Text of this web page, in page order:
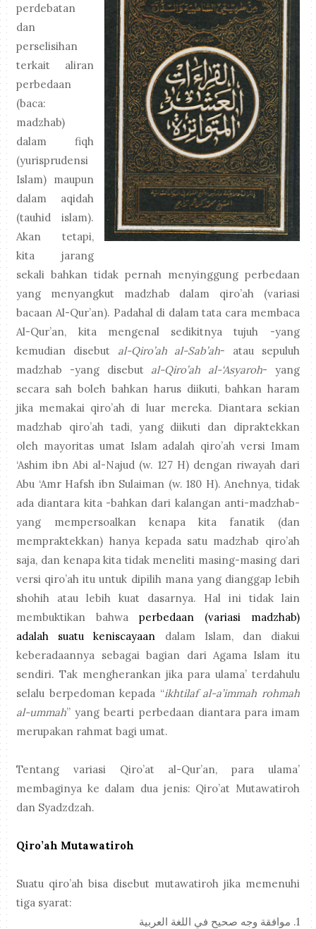
perdebatan
dan
perselisihan
terkait aliran
perbedaan
(baca:
madzhab)
dalam fiqh
(yurisprudensi
Islam) maupun
dalam aqidah
(tauhid islam).
Akan tetapi,
kita jarang
sekali bahkan tidak pernah menyinggung perbedaan
yang menyangkut madzhab dalam qiro’ah (variasi
bacaan Al-Qur’an). Padahal di dalam tata cara membaca
Al-Qur’an, kita mengenal sedikitnya tujuh -yang
kemudian disebut al-Qiro’ah al-Sab’ah- atau sepuluh
madzhab -yang disebut al-Qiro’ah al-‘Asyaroh- yang
secara sah boleh bahkan harus diikuti, bahkan haram
jika memakai qiro’ah di luar mereka. Diantara sekian
madzhab qiro’ah tadi, yang diikuti dan dipraktekkan
oleh mayoritas umat Islam adalah qiro’ah versi Imam
‘Ashim ibn Abi al-Najud (w. 127 H) dengan riwayah dari
Abu ‘Amr Hafsh ibn Sulaiman (w. 180 H). Anehnya, tidak
ada diantara kita -bahkan dari kalangan anti-madzhab-
yang mempersoalkan kenapa kita fanatik (dan
mempraktekkan) hanya kepada satu madzhab qiro’ah
saja, dan kenapa kita tidak meneliti masing-masing dari
versi qiro’ah itu untuk dipilih mana yang dianggap lebih
shohih atau lebih kuat dasarnya. Hal ini tidak lain
membuktikan bahwa perbedaan (variasi madzhab)
adalah suatu keniscayaan dalam Islam, dan diakui
keberadaannya sebagai bagian dari Agama Islam itu
sendiri. Tak mengherankan jika para ulama’ terdahulu
selalu berpedoman kepada “ikhtilaf al-a’immah rohmah
al-ummah” yang bearti perbedaan diantara para imam
merupakan rahmat bagi umat.
Tentang variasi Qiro’at al-Qur’an, para ulama’
membaginya ke dalam dua jenis: Qiro’at Mutawatiroh
dan Syadzdzah.
Qiro’ah Mutawatiroh
Suatu qiro’ah bisa disebut mutawatiroh jika memenuhi
tiga syarat:
1. موافقة وجه صحيح في اللغة العربية